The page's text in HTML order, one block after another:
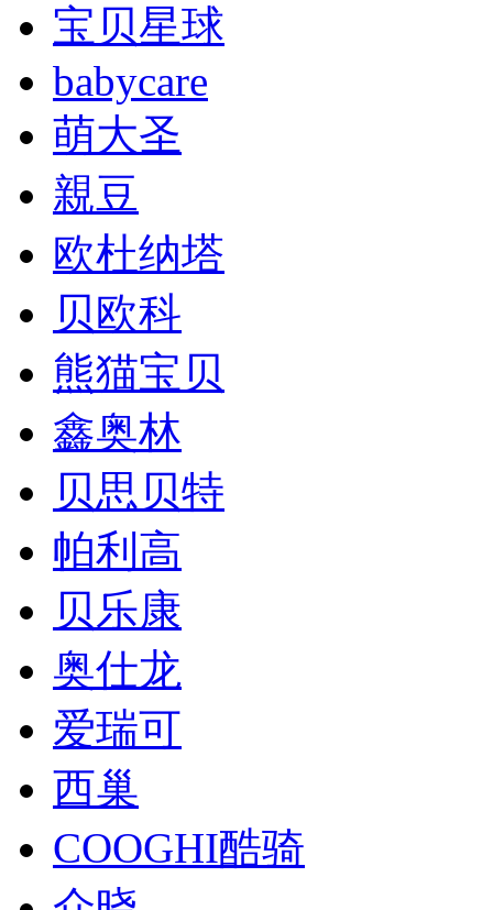
宝贝星球
babycare
萌大圣
親豆
欧杜纳塔
贝欧科
熊猫宝贝
鑫奥林
贝思贝特
帕利高
贝乐康
奥仕龙
爱瑞可
西巢
COOGHI酷骑